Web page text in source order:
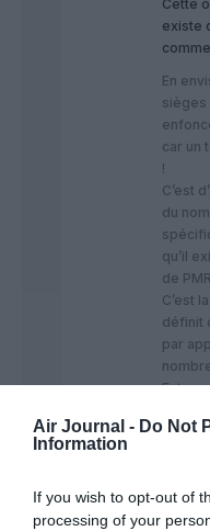
Air Journal - Do Not
Information
If you wish to opt-out of
processing of your
Cette
existe
En
sièges
car un
!
C’est
du
qu’il
de
C’est
définit
par
Entre
contre
PMR à